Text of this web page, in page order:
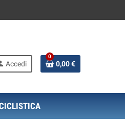
Accedi
0
0,00 €